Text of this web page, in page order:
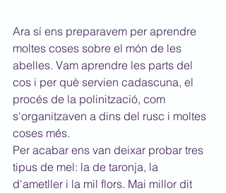
Ara sí ens preparavem per aprendre
moltes coses sobre el món de les
abelles. Vam aprendre les parts del
cos i per què servien cadascuna, el
procés de la polinització, com
s'organitzaven a dins del rusc i moltes
coses més.
Per acabar ens van deixar probar tres
tipus de mel: la de taronja, la
d'ametller i la mil flors. Mai millor dit